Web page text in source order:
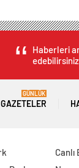
Haberleri
GAZETELER
GÜNLÜK
Canlı